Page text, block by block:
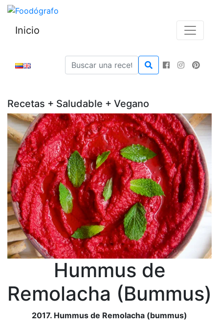
Inicio
Recetas + Saludable + Vegano
Hummus de
Remolacha (Bummus)
2017. Hummus de Remolacha (bummus)